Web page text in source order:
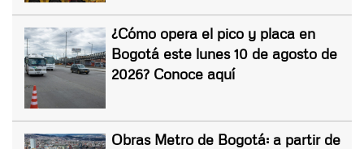
¿Cómo opera el pico y placa en
Bogotá este lunes 10 de agosto de
2026? Conoce aquí
Obras Metro de Bogotá: a partir de